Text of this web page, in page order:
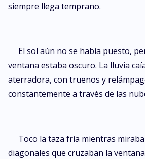
siempre llega temprano.
El sol aún no se había puesto,
ventana estaba oscuro. La lluvia
aterradora, con truenos y
constantemente a través de las
Toco la taza fría mientras
diagonales que cruzaban la